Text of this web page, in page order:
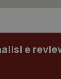
e
sito. Il sito web
correttamente senza